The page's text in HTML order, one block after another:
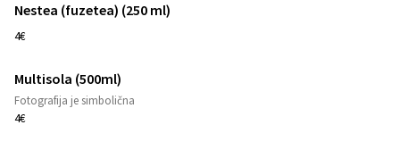
Nestea (fuzetea) (250 ml)
4€
Multisola (500ml)
Fotografija je simbolična
4€